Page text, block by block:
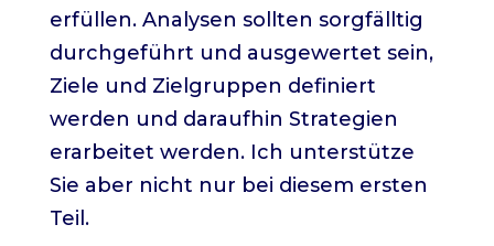
erfüllen. Analysen sollten sorgfälltig
durchgeführt und ausgewertet sein,
Ziele und Zielgruppen definiert
werden und daraufhin Strategien
erarbeitet werden. Ich unterstütze
Sie aber nicht nur bei diesem ersten
Teil.